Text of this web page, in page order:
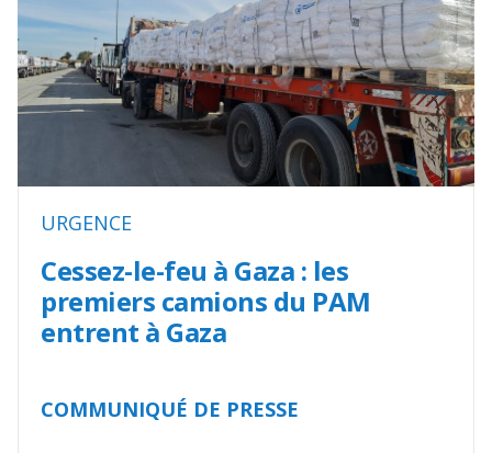
URGENCE
Cessez-le-feu à Gaza : les
premiers camions du PAM
entrent à Gaza
COMMUNIQUÉ DE PRESSE